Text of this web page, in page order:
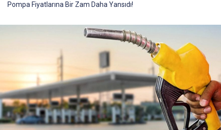
Pompa Fiyatlarına Bir Zam Daha Yansıdı!